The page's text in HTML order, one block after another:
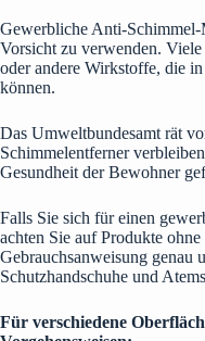
Gewerbliche Anti-
Vorsicht zu verwenden.
oder andere Wirkstoffe, die
können.
Das Umweltbundesamt rät
Schimmelentferner
Gesundheit der Bewohner
Falls Sie sich für einen
achten Sie auf Produkte
Gebrauchsanweisung genau
Schutzhandschuhe und
Für verschiedene